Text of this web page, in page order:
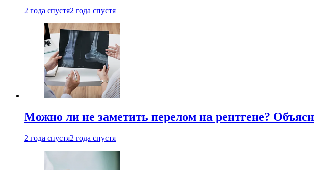
2 года спустя2 года спустя
Можно ли не заметить перелом на рентгене?
2 года спустя2 года спустя